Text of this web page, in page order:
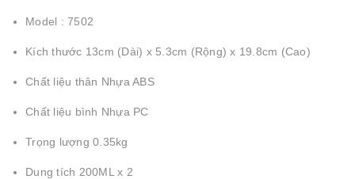
Model : 7502
Kích thước 13cm (Dài) x 5.3cm (Rộng) x 19.8cm (Cao)
Chất liệu thân Nhựa ABS
Chất liệu bình Nhựa PC
Trọng lượng 0.35kg
Dung tích 200ML x 2